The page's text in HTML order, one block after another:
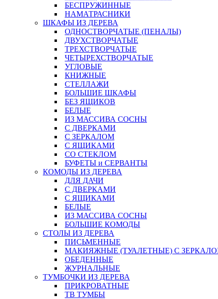
БЕСПРУЖИННЫЕ
НАМАТРАСНИКИ
ШКАФЫ ИЗ ДЕРЕВА
ОДНОСТВОРЧАТЫЕ (ПЕНАЛЫ)
ДВУХСТВОРЧАТЫЕ
ТРЕХСТВОРЧАТЫЕ
ЧЕТЫРЕХСТВОРЧАТЫЕ
УГЛОВЫЕ
КНИЖНЫЕ
СТЕЛЛАЖИ
БОЛЬШИЕ ШКАФЫ
БЕЗ ЯЩИКОВ
БЕЛЫЕ
ИЗ МАССИВА СОСНЫ
С ДВЕРКАМИ
С ЗЕРКАЛОМ
С ЯЩИКАМИ
СО СТЕКЛОМ
БУФЕТЫ и СЕРВАНТЫ
КОМОДЫ ИЗ ДЕРЕВА
ДЛЯ ДАЧИ
С ДВЕРКАМИ
С ЯЩИКАМИ
БЕЛЫЕ
ИЗ МАССИВА СОСНЫ
БОЛЬШИЕ КОМОДЫ
СТОЛЫ ИЗ ДЕРЕВА
ПИСЬМЕННЫЕ
МАКИЯЖНЫЕ (ТУАЛЕТНЫЕ) С
ОБЕДЕННЫЕ
ЖУРНАЛЬНЫЕ
ТУМБОЧКИ ИЗ ДЕРЕВА
ПРИКРОВАТНЫЕ
ТВ ТУМБЫ